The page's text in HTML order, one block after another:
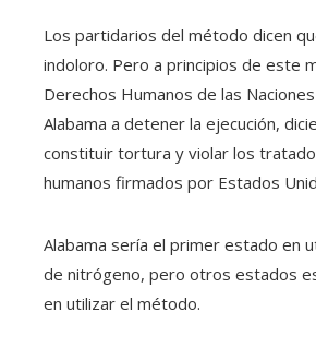
Los partidarios del método dicen
indoloro. Pero a principios de este
Derechos Humanos de las
Alabama a detener la ejecución,
constituir tortura y violar los
humanos firmados por Estados
Alabama sería el primer estado en
de nitrógeno, pero otros estados
en utilizar el método.